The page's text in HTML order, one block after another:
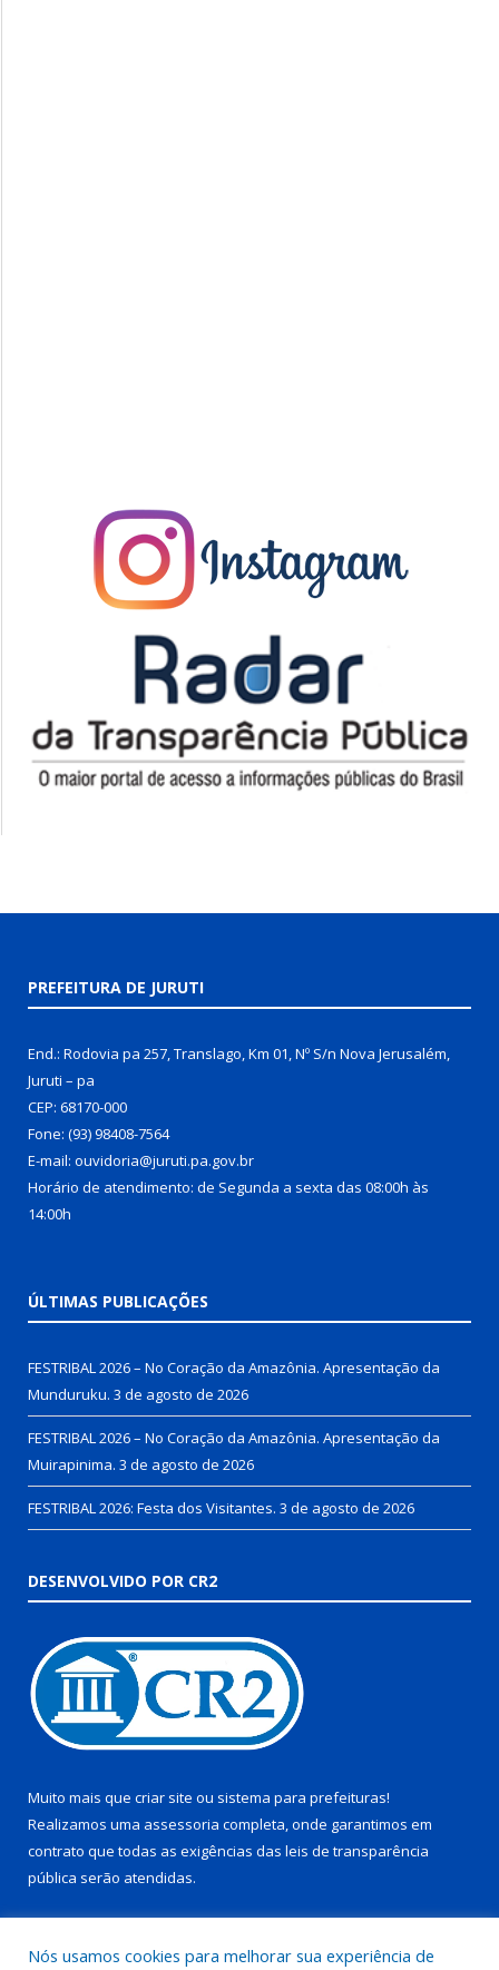
PREFEITURA DE JURUTI
End.: Rodovia pa 257, Translago, Km 01, Nº S/n Nova Jerusalém,
Juruti – pa
CEP: 68170-000
Fone: (93) 98408-7564
E-mail: ouvidoria@juruti.pa.gov.br
Horário de atendimento: de Segunda a sexta das 08:00h às
14:00h
ÚLTIMAS PUBLICAÇÕES
FESTRIBAL 2026 – No Coração da Amazônia. Apresentação da
Munduruku. 3 de agosto de 2026
FESTRIBAL 2026 – No Coração da Amazônia. Apresentação da
Muirapinima. 3 de agosto de 2026
FESTRIBAL 2026: Festa dos Visitantes. 3 de agosto de 2026
DESENVOLVIDO POR CR2
Muito mais que criar site ou sistema para prefeituras!
Realizamos uma assessoria completa, onde garantimos em
contrato que todas as exigências das leis de transparência
pública serão atendidas.
Nós usamos cookies para melhorar sua experiência de